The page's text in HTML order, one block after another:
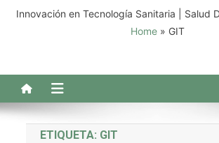
Innovación en Tecnología Sanitaria | Salud
Home » GIT
ETIQUETA: GIT